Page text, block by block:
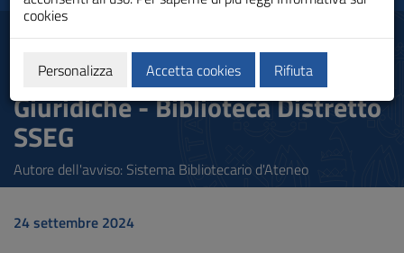
Vai
al
navigazione
del
sito
Vai
al
Footer
Verifiche Impianti Elettrici
presso la Sezione Scienze
Giuridiche - Biblioteca Distretto
SSEG
Autore dell'avviso: Sistema Bibliotecario d'Ateneo
24 settembre 2024
cookies
Personalizza Accetta cookies Rifiuta